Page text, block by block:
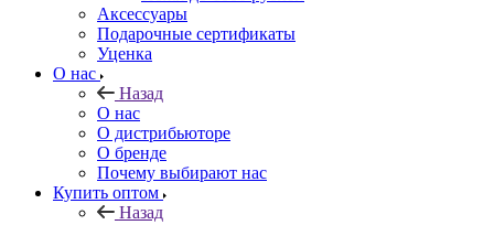
Аксессуары
Подарочные сертификаты
Уценка
О нас
Назад
О нас
О дистрибьюторе
О бренде
Почему выбирают нас
Купить оптом
Назад